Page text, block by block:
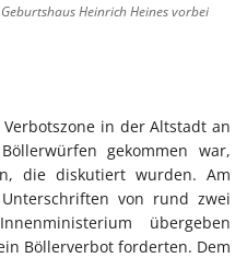
Heinrich Heines vorbei
in der Altstadt an
gekommen war,
die diskutiert wurden. Am
von rund zwei
übergeben
Böllerverbot forderten. Dem